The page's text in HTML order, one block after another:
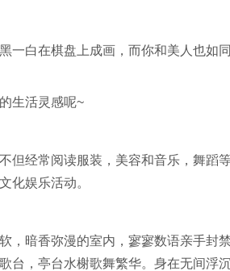
一白在棋盘上成画，而你和美人也如
生活灵感呢~
但经常阅读服装，美容和音乐，舞蹈
化娱乐活动。
，暗香弥漫的室内，寥寥数语亲手封
台，亭台水榭歌舞繁华。身在无间浮